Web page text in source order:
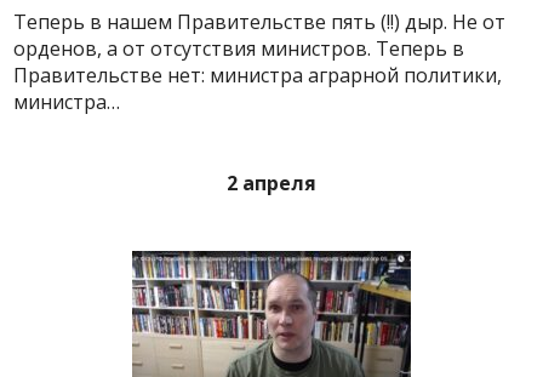
Теперь в нашем Правительстве пять (!!) дыр. Не от
орденов, а от отсутствия министров. Теперь в
Правительстве нет: министра аграрной политики,
министра…
2 апреля